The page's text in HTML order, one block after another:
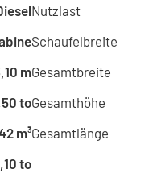
m
to
m³
to
Nutzlast
Schaufelbreite
Gesamtbreite
Gesamthöhe
Gesamtlänge